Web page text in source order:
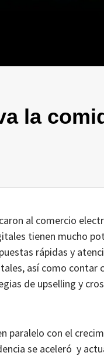
la
al comercio
tienen mucho
rápidas y
así como contar
de upselling y
paralelo con el
se aceleró y